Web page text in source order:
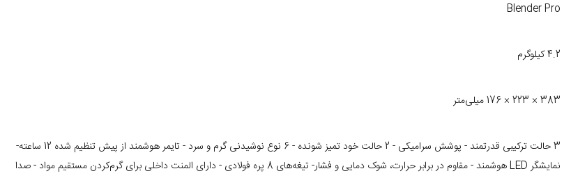
Blender Pro
4.2 کیلوگرم
383 × 223 × 176 میلی‌متر
3 حالت ترکیبی قدرتمند - پوشش سرامیکی - 2 حالت خود تمیز شونده - 6 نوع نوشیدنی گرم و سرد - تایمر هوشمند از پیش تنظیم شده 12 ساعته-
نمایشگر LED هوشمند - مقاوم در برابر حرارت، شوک دمایی و فشار- تیغه‌های 8 پره فولادی - دارای المنت داخلی برای گرم‌کردن مستقیم مواد - صدا